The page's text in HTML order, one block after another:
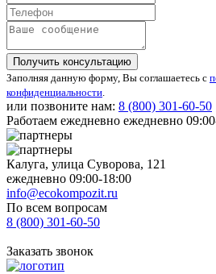
Получить консультацию
Заполняя данную форму, Вы соглашаетесь с
конфиденциальности
или позвоните нам: 8 (800) 301-60-50
Работаем ежедневно ежедневно
Калуга, улица Суворова, 121
ежедневно 09:00-18:00
info@ecokompozit.ru
По всем вопросам
8 (800) 301-60-50
Заказать звонок